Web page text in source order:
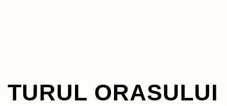
TURUL ORASULUI